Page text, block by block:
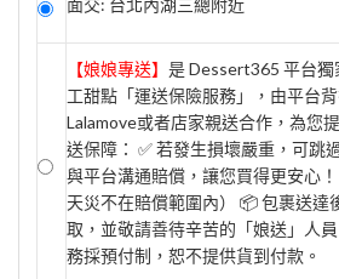
【娘娘專送】 是 Dessert365 平台獨
工甜點「運送保險服務」，由平台
Lalamove或者店家親送合作，為您
送保障： ✅ 若發生損壞嚴重，可跳
與平台溝通賠償，讓您買得更安心
天災不在賠償範圍內） 📦 包裹送達
取，並敬請善待辛苦的「娘送」人
務採預付制，恕不提供貨到付款。